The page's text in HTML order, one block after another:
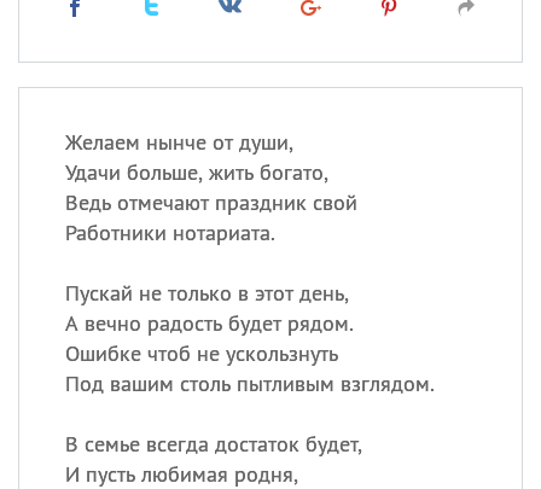
Желаем нынче от души,
Удачи больше, жить богато,
Ведь отмечают праздник свой
Работники нотариата.
Пускай не только в этот день,
А вечно радость будет рядом.
Ошибке чтоб не ускользнуть
Под вашим столь пытливым взглядом.
В семье всегда достаток будет,
И пусть любимая родня,